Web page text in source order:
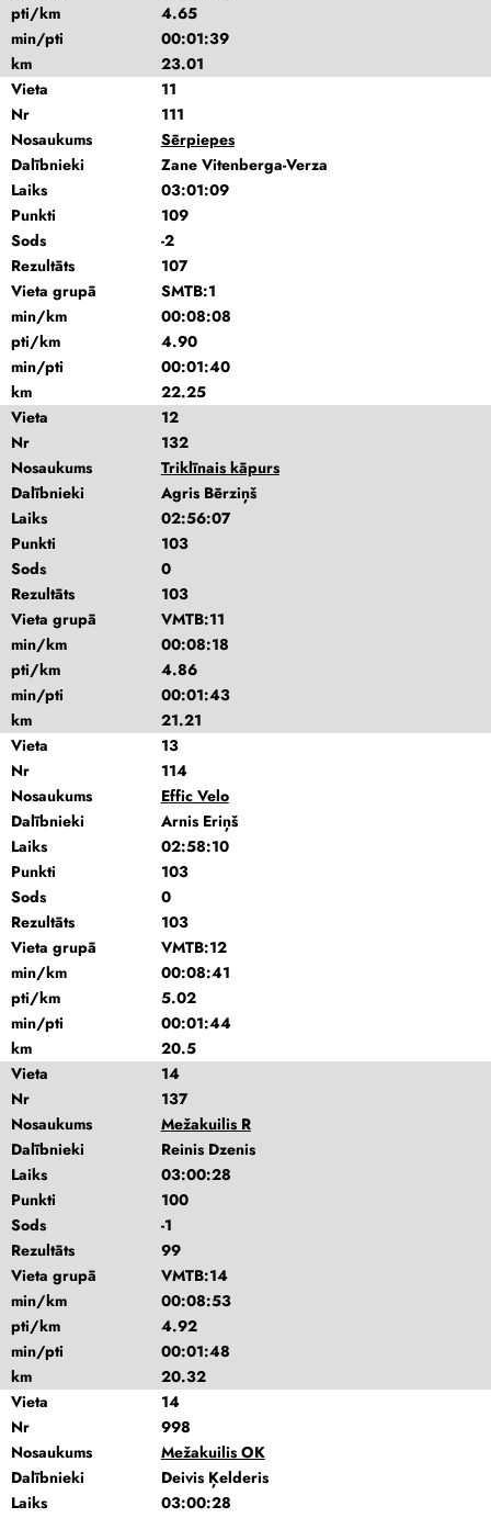
pti/km
4.65
min/pti
00:01:39
km
23.01
Vieta
11
Nr
111
Nosaukums
Sērpiepes
Dalībnieki
Zane Vitenberga-Verza
Laiks
03:01:09
Punkti
109
Sods
-2
Rezultāts
107
Vieta grupā
SMTB:1
min/km
00:08:08
pti/km
4.90
min/pti
00:01:40
km
22.25
Vieta
12
Nr
132
Nosaukums
Triklīnais kāpurs
Dalībnieki
Agris Bērziņš
Laiks
02:56:07
Punkti
103
Sods
0
Rezultāts
103
Vieta grupā
VMTB:11
min/km
00:08:18
pti/km
4.86
min/pti
00:01:43
km
21.21
Vieta
13
Nr
114
Nosaukums
Effic Velo
Dalībnieki
Arnis Eriņš
Laiks
02:58:10
Punkti
103
Sods
0
Rezultāts
103
Vieta grupā
VMTB:12
min/km
00:08:41
pti/km
5.02
min/pti
00:01:44
km
20.5
Vieta
14
Nr
137
Nosaukums
Mežakuilis R
Dalībnieki
Reinis Dzenis
Laiks
03:00:28
Punkti
100
Sods
-1
Rezultāts
99
Vieta grupā
VMTB:14
min/km
00:08:53
pti/km
4.92
min/pti
00:01:48
km
20.32
Vieta
14
Nr
998
Nosaukums
Mežakuilis OK
Dalībnieki
Deivis Ķelderis
Laiks
03:00:28